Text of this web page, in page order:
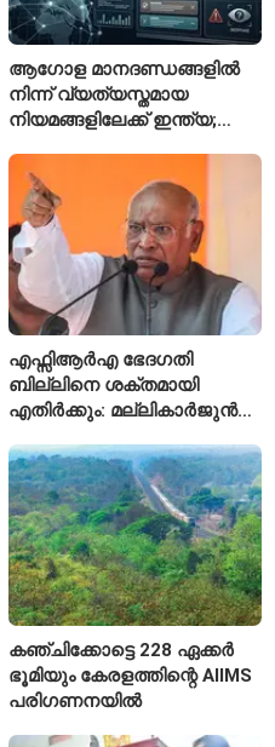
ആഗോള മാനദണ്ഡങ്ങളിൽ
നിന്ന് വ്യത്യസ്തമായ
നിയമങ്ങളിലേക്ക് ഇന്ത്യ;
സമ്മർദം
എഫ്സിആർഎ ഭേദഗതി
ബില്ലിനെ ശക്തമായി
എതിർക്കും: മല്ലികാർജുൻ
കഞ്ചിക്കോട്ടെ 228 ഏക്കർ
ഭൂമിയും കേരളത്തിന്റെ AIIMS
പരിഗണനയിൽ